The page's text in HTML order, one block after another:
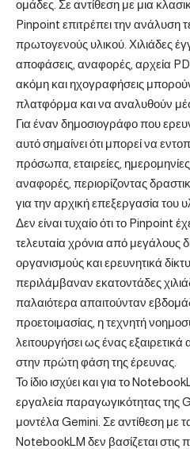
ομάδες. Σε αντίθεση με μια
Pinpoint επιτρέπει την ανάλυση
πρωτογενούς υλικού. Χιλιάδες
αποφάσεις, αναφορές, αρχεία
ακόμη και ηχογραφήσεις
πλατφόρμα και να αναλυθούν
Για έναν δημοσιογράφο που
αυτό σημαίνει ότι μπορεί να
πρόσωπα, εταιρείες,
αναφορές, περιορίζοντας
για την αρχική επεξεργασία του
Δεν είναι τυχαίο ότι το Pinpoint
τελευταία χρόνια από μεγάλους
οργανισμούς και ερευνητικά
περιλάμβαναν εκατοντάδες
παλαιότερα απαιτούνταν
προετοιμασίας, η τεχνητή
λειτουργήσει ως ένας
στην πρώτη φάση της έρευνας.
Το ίδιο ισχύει και για το
εργαλεία παραγωγικότητας της
μοντέλα Gemini. Σε αντίθεση με
NotebookLM δεν βασίζεται στις